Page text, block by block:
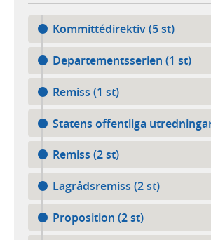
Kommittédirektiv (5 st)
Departementsserien (1 st)
Remiss (1 st)
Statens offentliga
Remiss (2 st)
Lagrådsremiss (2 st)
Proposition (2 st)